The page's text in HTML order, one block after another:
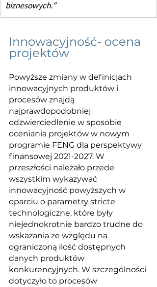
biznesowych.”
Innowacyjność- ocena
projektów
Powyższe zmiany w definicjach
innowacyjnych produktów i
procesów znajdą
najprawdopodobniej
odzwierciedlenie w sposobie
oceniania projektów w nowym
programie FENG dla perspektywy
finansowej 2021-2027. W
przeszłości należało przede
wszystkim wykazywać
innowacyjność powyższych w
oparciu o parametry stricte
technologiczne, które były
niejednokrotnie bardzo trudne do
wskazania ze względu na
ograniczoną ilość dostępnych
danych produktów
konkurencyjnych. W szczególności
dotyczyło to procesów